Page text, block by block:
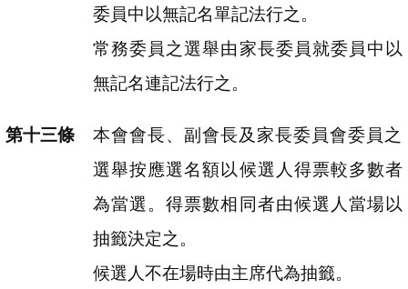
委員中以無記名單記法行之。
常務委員之選舉由家長委員就委員中以
無記名連記法行之。
本會會長、副會長及家長委員會委員之
選舉按應選名額以候選人得票較多數者
為當選。得票數相同者由候選人當場以
抽籤決定之。
候選人不在場時由主席代為抽籤。